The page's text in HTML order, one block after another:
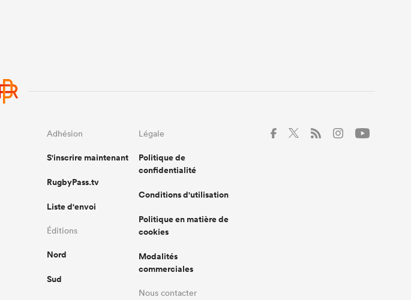
Adhésion
S'inscrire maintenant
RugbyPass.tv
Liste d'envoi
Éditions
Nord
Sud
Légale
Politique de
confidentialité
Conditions d'utilisation
Politique en matière de
cookies
Modalités
commerciales
Nous contacter